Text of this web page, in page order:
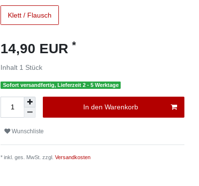
Klett / Flausch
14,90 EUR *
Inhalt 1 Stück
Sofort versandfertig, Lieferzeit 2 - 5 Werktage
In den Warenkorb
Wunschliste
* inkl. ges. MwSt. zzgl.Versandkosten